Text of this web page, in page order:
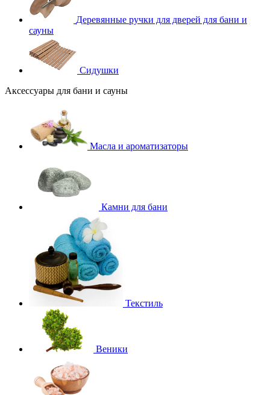
Деревянные ручки для дверей для бани и
сауны
Сидушки
Аксессуары для бани и сауны
Масла и ароматизаторы
Камни для бани
Текстиль
Веники